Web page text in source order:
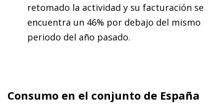
retomado la actividad y su facturación se
encuentra un 46% por debajo del mismo
periodo del año pasado.
Consumo en el conjunto de España